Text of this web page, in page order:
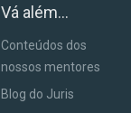
Vá além...
Conteúdos dos
nossos mentores
Blog do Juris